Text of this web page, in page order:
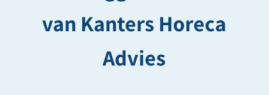
van Kanters Horeca
Advies